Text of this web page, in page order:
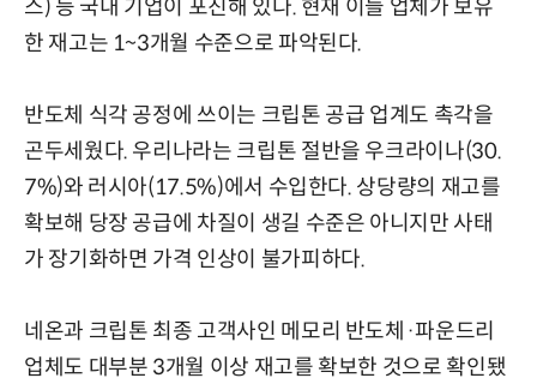
스) 등 국내 기업이 포진해 있다. 현재 이들 업체가 보유
한 재고는 1~3개월 수준으로 파악된다.
반도체 식각 공정에 쓰이는 크립톤 공급 업계도 촉각을
곤두세웠다. 우리나라는 크립톤 절반을 우크라이나(30.
7%)와 러시아(17.5%)에서 수입한다. 상당량의 재고를
확보해 당장 공급에 차질이 생길 수준은 아니지만 사태
가 장기화하면 가격 인상이 불가피하다.
네온과 크립톤 최종 고객사인 메모리 반도체·파운드리
업체도 대부분 3개월 이상 재고를 확보한 것으로 확인됐